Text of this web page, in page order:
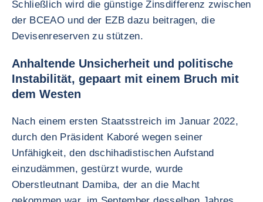
Schließlich wird die günstige Zinsdifferenz zwischen
der BCEAO und der EZB dazu beitragen, die
Devisenreserven zu stützen.
Anhaltende Unsicherheit und politische
Instabilität, gepaart mit einem Bruch mit
dem Westen
Nach einem ersten Staatsstreich im Januar 2022,
durch den Präsident Kaboré wegen seiner
Unfähigkeit, den dschihadistischen Aufstand
einzudämmen, gestürzt wurde, wurde
Oberstleutnant Damiba, der an die Macht